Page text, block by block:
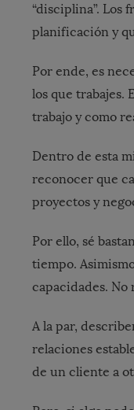
“disciplina”. Los
planificación y
Por ende, es
los que trabajes.
trabajo y como
Dentro de esta
reconocer que
proyectos y
Por ello, sé
tiempo.
capacidades. No
A la par,
relaciones
de un cliente a